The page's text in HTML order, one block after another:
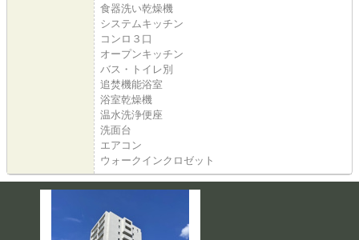
食器洗い乾燥機
システムキッチン
コンロ３口
オープンキッチン
バス・トイレ別
追焚機能浴室
浴室乾燥機
温水洗浄便座
洗面台
エアコン
ウォークインクロゼット